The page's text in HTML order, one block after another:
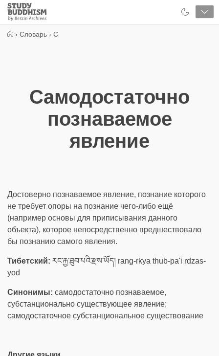
Close
Study
Buddhism
› Словарь › С
Самодостаточно
познаваемое
явление
Достоверно познаваемое явление, познание которого
не требует опоры на познание чего-либо ещё
(например основы для приписывания данного
объекта), которое непосредственно предшествовало
бы познанию самого явления.
Тибетский: རང་རྐྱ་ཐུབ་པའི་རྫས་ཡོད། rang-rkya thub-pa'i rdzas-
yod
Синонимы: самодостаточно познаваемое,
субстанционально существующее явление;
самодостаточное субстанциональное существование